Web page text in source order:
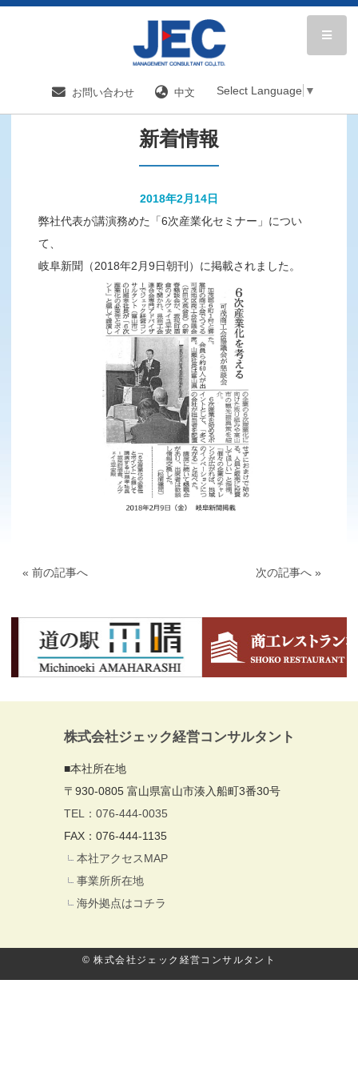
お問い合わせ 中文 Select Language ▼
新着情報／国内分野一覧 新着情報
新着情報
2018年2月14日
弊社代表が講演務めた「6次産業化セミナー」につい
て、
岐阜新聞（2018年2月9日朝刊）に掲載されました。
« 前の記事へ 次の記事へ »
株式会社ジェック経営コンサルタント
■本社所在地
〒930-0805 富山県富山市湊入船町3番30号
TEL：076-444-0035
FAX：076-444-1135
本社アクセスMAP
事業所所在地
海外拠点はコチラ
© 株式会社ジェック経営コンサルタント